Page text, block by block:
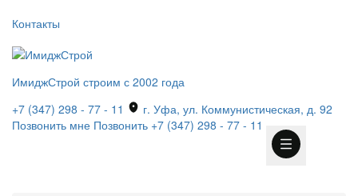
Контакты
ИмиджСтрой строим с 2002 года
+7 (347) 298 - 77 - 11
г. Уфа, ул. Коммунистическая, д. 92
Позвонить мне Позвонить +7 (347) 298 - 77 - 11